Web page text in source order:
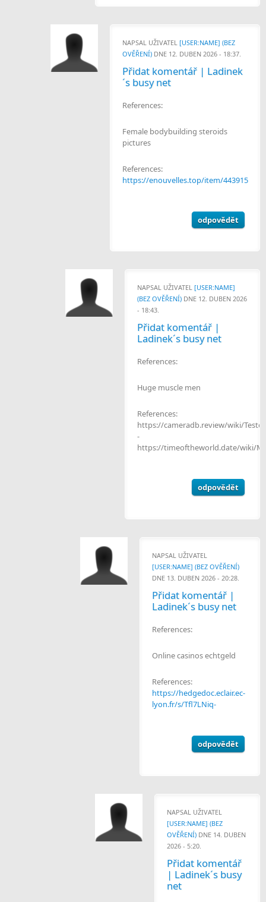
NAPSAL UŽIVATEL [USER:NAME] (BEZ
OVĚŘENÍ) DNE 12. DUBEN 2026 - 18:37.
Přidat komentář | Ladinek
´s busy net
References:
Female bodybuilding steroids
pictures
References:
https://enouvelles.top/item/443915
odpovědět
NAPSAL UŽIVATEL [USER:NAME]
(BEZ OVĚŘENÍ) DNE 12. DUBEN 2026
- 18:43.
Přidat komentář |
Ladinek´s busy net
References:
Huge muscle men
References:
https://cameradb.review/wiki/
-
https://timeoftheworld.date/wiki/
odpovědět
NAPSAL UŽIVATEL
[USER:NAME] (BEZ OVĚŘENÍ)
DNE 13. DUBEN 2026 - 20:28.
Přidat komentář |
Ladinek´s busy net
References:
Online casinos echtgeld
References:
https://hedgedoc.eclair.ec-
lyon.fr/s/Tfl7LNiq-
odpovědět
NAPSAL UŽIVATEL
[USER:NAME] (BEZ
OVĚŘENÍ) DNE 14. DUBEN
2026 - 5:20.
Přidat komentář
| Ladinek´s busy
net